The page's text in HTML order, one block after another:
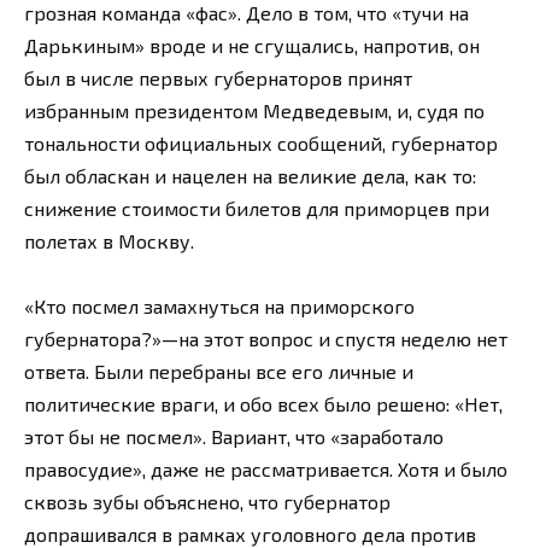
грозная команда «фас». Дело в том, что «тучи на
Дарькиным» вроде и не сгущались, напротив, он
был в числе первых губернаторов принят
избранным президентом Медведевым, и, судя по
тональности официальных сообщений, губернатор
был обласкан и нацелен на великие дела, как то:
снижение стоимости билетов для приморцев при
полетах в Москву.
«Кто посмел замахнуться на приморского
губернатора?»—на этот вопрос и спустя неделю нет
ответа. Были перебраны все его личные и
политические враги, и обо всех было решено: «Нет,
этот бы не посмел». Вариант, что «заработало
правосудие», даже не рассматривается. Хотя и было
сквозь зубы объяснено, что губернатор
допрашивался в рамках уголовного дела против